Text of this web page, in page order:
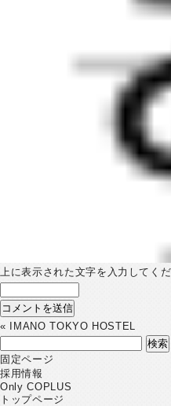
上に表示された文字を入力してくだ
«
IMANO TOKYO HOSTEL
索:
固定ページ
採用情報
Only COPLUS
トップページ